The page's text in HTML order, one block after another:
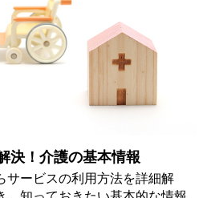
決！介護の基本情報
サービスの利用方法を詳細解